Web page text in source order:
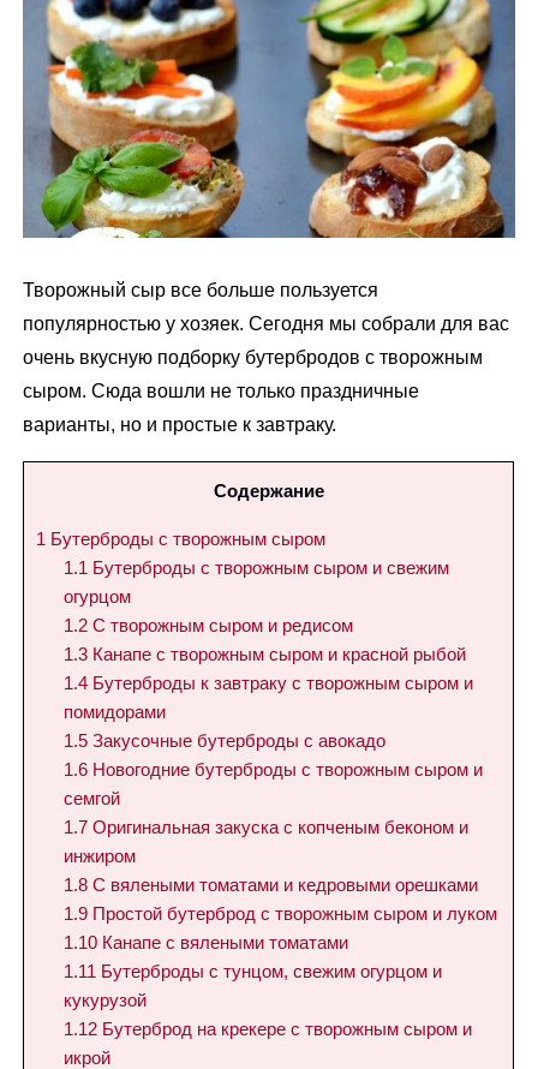
Творожный сыр все больше пользуется
популярностью у хозяек. Сегодня мы собрали для вас
очень вкусную подборку бутербродов с творожным
сыром. Сюда вошли не только праздничные
варианты, но и простые к завтраку.
Содержание
1 Бутерброды с творожным сыром
1.1 Бутерброды с творожным сыром и свежим
огурцом
1.2 С творожным сыром и редисом
1.3 Канапе с творожным сыром и красной рыбой
1.4 Бутерброды к завтраку с творожным сыром и
помидорами
1.5 Закусочные бутерброды с авокадо
1.6 Новогодние бутерброды с творожным сыром и
семгой
1.7 Оригинальная закуска с копченым беконом и
инжиром
1.8 С вялеными томатами и кедровыми орешками
1.9 Простой бутерброд с творожным сыром и луком
1.10 Канапе с вялеными томатами
1.11 Бутерброды с тунцом, свежим огурцом и
кукурузой
1.12 Бутерброд на крекере с творожным сыром и
икрой